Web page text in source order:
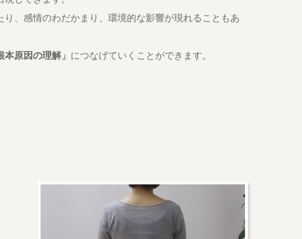
、感情のわだかまり、環境的な影響が現れることもあ
本原因の理解」 につなげていくことができます。